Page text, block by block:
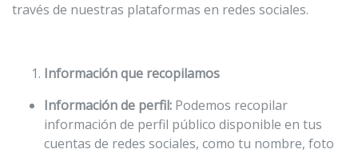
U.C.B. Workspace
Biblioteca U.C.B.
ONRES U.C.B.
través de nuestras plataformas en redes sociales.
Información que recopilamos
Información de perfil: Podemos recopilar
información de perfil público disponible en tus
cuentas de redes sociales, como tu nombre, foto